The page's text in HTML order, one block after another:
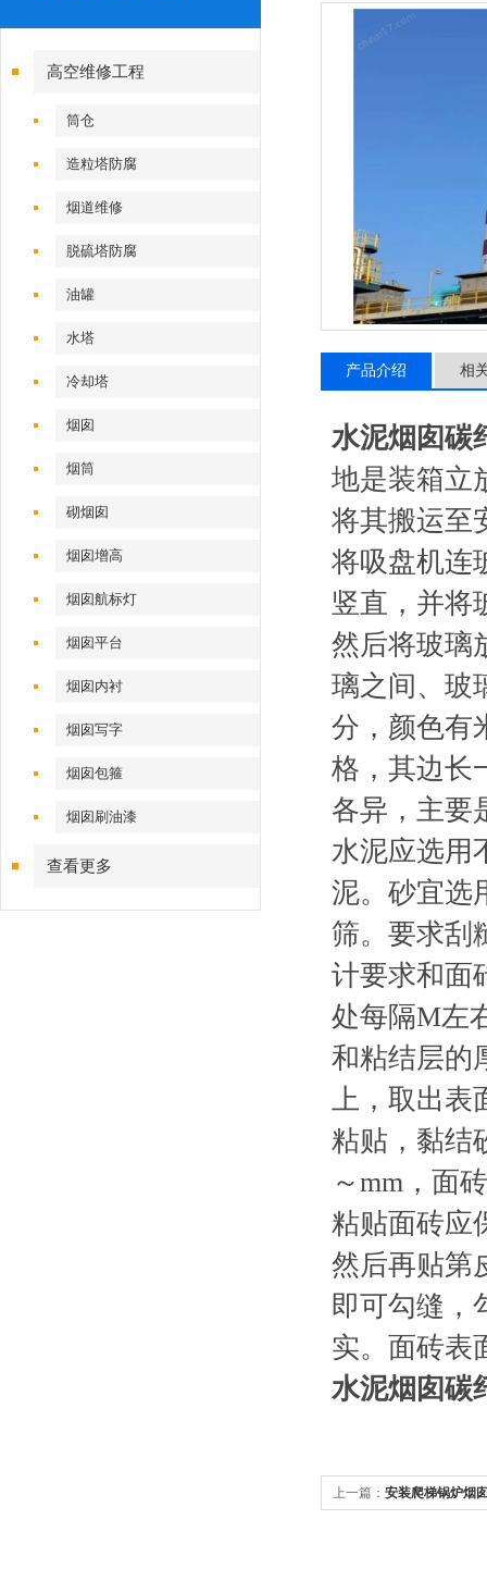
高空维修工程
筒仓
造粒塔防腐
烟道维修
脱硫塔防腐
油罐
水塔
冷却塔
烟囱
烟筒
砌烟囱
烟囱增高
烟囱航标灯
烟囱平台
烟囱内衬
烟囱写字
烟囱包箍
烟囱刷油漆
查看更多
产品介绍 相
水泥烟囱碳
地是装箱立
将其搬运至
将吸盘机连
竖直，并将
然后将玻璃
璃之间、玻
分，颜色有
格，其边长
各异，主要
水泥应选用
泥。砂宜选
筛。要求刮
计要求和面
处每隔M左
和粘结层的
上，取出表
粘贴，黏结
～mm，面
粘贴面砖应
然后再贴第
即可勾缝，
实。面砖表
水泥烟囱碳
上一篇： 安装爬梯锅炉烟